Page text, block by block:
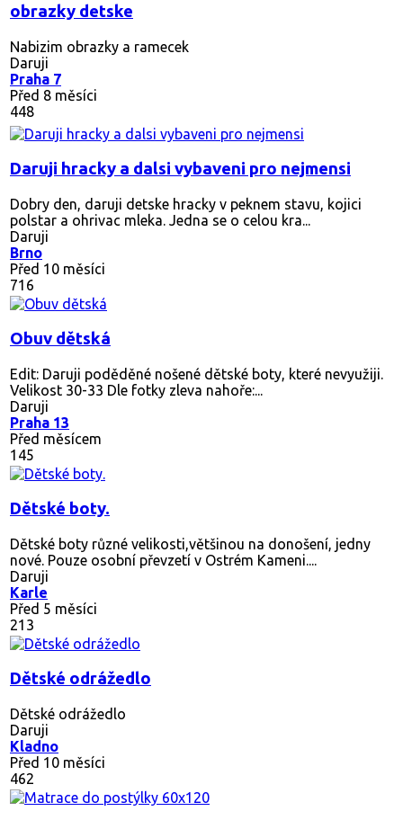
obrazky detske
Nabizim obrazky a ramecek
Daruji
Praha 7
Před 8 měsíci
448
Daruji hracky a dalsi vybaveni pro nejmensi
Dobry den, daruji detske hracky v peknem stavu, kojici
polstar a ohrivac mleka. Jedna se o celou kra...
Daruji
Brno
Před 10 měsíci
716
Obuv dětská
Edit: Daruji poděděné nošené dětské boty, které nevyužiji.
Velikost 30-33 Dle fotky zleva nahoře:...
Daruji
Praha 13
Před měsícem
145
Dětské boty.
Dětské boty různé velikosti,většinou na donošení, jedny
nové. Pouze osobní převzetí v Ostrém Kameni....
Daruji
Karle
Před 5 měsíci
213
Dětské odrážedlo
Dětské odrážedlo
Daruji
Kladno
Před 10 měsíci
462